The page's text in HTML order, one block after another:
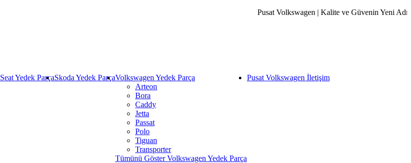
Pusat Volkswagen | Kalite ve Güvenin Yeni
Seat Yedek ParçaSkoda Yedek ParçaVolkswagen Yedek Parça
Arteon
Bora
Caddy
Jetta
Passat
Polo
Tiguan
Transporter
Tümünü Göster Volkswagen Yedek Parça
Pusat Volkswagen İletişim